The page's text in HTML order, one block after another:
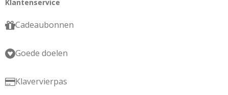
Klantenservice
Cadeaubonnen
Goede doelen
Klavervierpas